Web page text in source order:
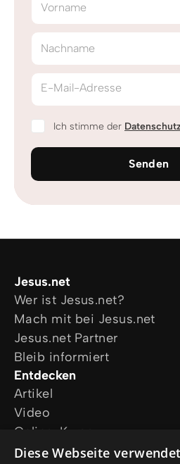
Vorname
Nachname
E-Mail-Adresse
Ich stimme der
Senden
Jesus.net
Wer ist Jesus.net?
Mach mit bei Jesus.net
Jesus.net Partner
Bleib informiert
Entdecken
Artikel
Video
Online-Kurse
Unsere Projekte
Diese Webseite